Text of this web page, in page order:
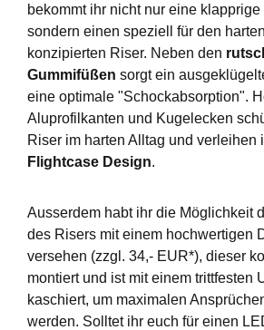
bekommt ihr nicht nur eine
sondern einen speziell für den
konzipierten Riser. Neben den
Gummifüßen sorgt ein
eine optimale "Schockabsorption".
Aluprofilkanten und Kugelecken
Riser im harten Alltag und verleihen
Flightcase Design.
Ausserdem habt ihr die Möglichkeit
des Risers mit einem hochwertigen
versehen (zzgl. 34,- EUR*), dieser
montiert und ist mit einem trittfesten
kaschiert, um maximalen
werden. Solltet ihr euch für einen